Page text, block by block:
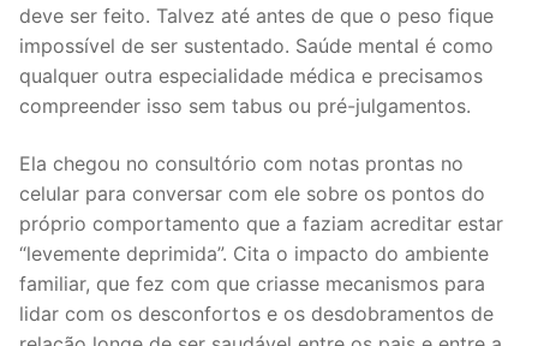
deve ser feito. Talvez até antes de que o peso fique
impossível de ser sustentado. Saúde mental é como
qualquer outra especialidade médica e precisamos
compreender isso sem tabus ou pré-julgamentos.
Ela chegou no consultório com notas prontas no
celular para conversar com ele sobre os pontos do
próprio comportamento que a faziam acreditar estar
“levemente deprimida”. Cita o impacto do ambiente
familiar, que fez com que criasse mecanismos para
lidar com os desconfortos e os desdobramentos de